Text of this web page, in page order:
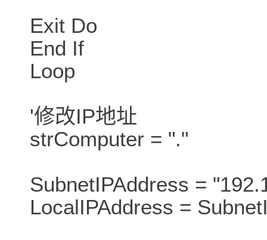
Exit Do
End If
Loop
'修改IP地址
strComputer = "."
SubnetIPAddress =
LocalIPAddress =